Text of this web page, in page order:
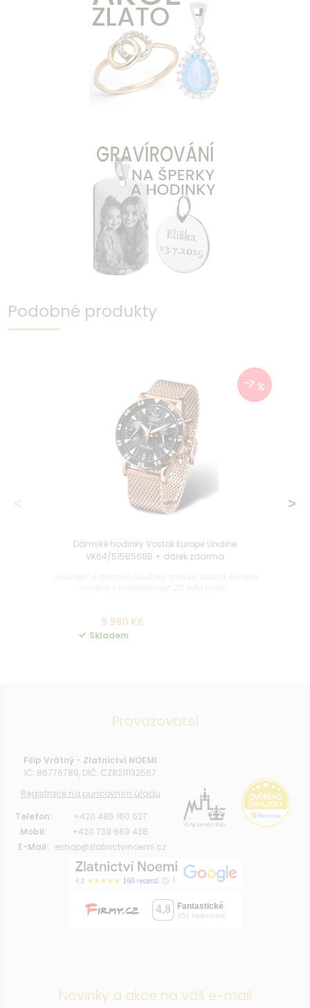
Podobné produkty
-7 %
Dámské hodinky Vostok Europe Undine
VK64/515B568B + dárek zdarma
9 990 Kč
Skladem
Provozovatel
Filip Vrátný - Zlatnictví NOEMI
IČ: 86776789, DIČ: CZ8211132567
Registrace na puncovním úřadu
Telefon:
+420 485 160 627
Mobil:
+420 739 669 438
E-Mail:
eshop@zlatnictvinoemi.cz
Novinky a akce na váš e-mail